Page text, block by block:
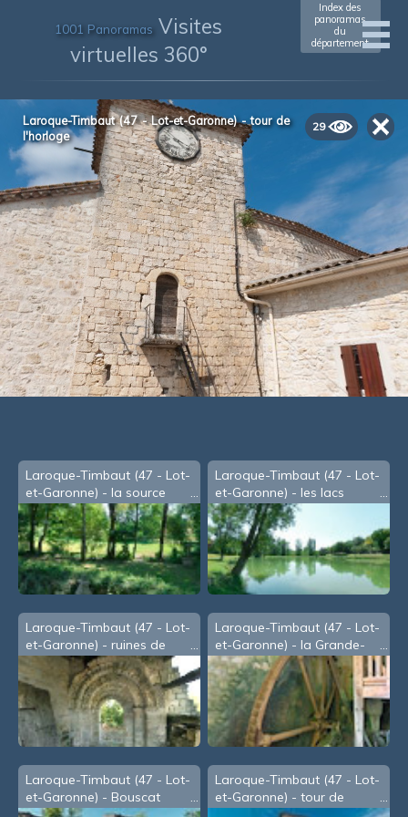
1001 Panoramas Visites
virtuelles 360°
Index des
panoramas
du
département
29
Laroque-Timbaut (47 - Lot-et-Garonne) - tour de
l'horloge
Laroque-Timbaut (47 - Lot-
et-Garonne) - la source
Laroque-Timbaut (47 - Lot-
et-Garonne) - les lacs
Laroque-Timbaut (47 - Lot-
et-Garonne) - ruines de
l'église de Vitrac
Laroque-Timbaut (47 - Lot-
et-Garonne) - la Grande-
Roue
Laroque-Timbaut (47 - Lot-
et-Garonne) - Bouscat
Laroque-Timbaut (47 - Lot-
et-Garonne) - tour de